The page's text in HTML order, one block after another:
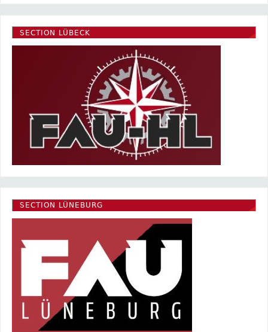
SECTION LÜBECK
SECTION LÜNEBURG